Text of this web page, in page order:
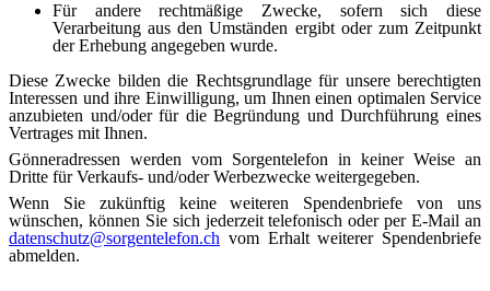
Für andere rechtmäßige Zwecke, sofern sich diese
Verarbeitung aus den Umständen ergibt oder zum Zeitpunkt
der Erhebung angegeben wurde.
Diese Zwecke bilden die Rechtsgrundlage für unsere berechtigten
Interessen und ihre Einwilligung, um Ihnen einen optimalen Service
anzubieten und/oder für die Begründung und Durchführung eines
Vertrages mit Ihnen.
Gönneradressen werden vom Sorgentelefon in keiner Weise an
Dritte für Verkaufs- und/oder Werbezwecke weitergegeben.
Wenn Sie zukünftig keine weiteren Spendenbriefe von uns
wünschen, können Sie sich jederzeit telefonisch oder per E-Mail an
datenschutz​@​sorgentelefon.ch vom Erhalt weiterer Spendenbriefe
abmelden.